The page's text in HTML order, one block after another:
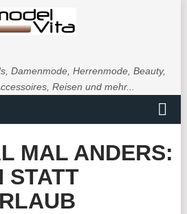
Damenmode, Herrenmode, Beauty,
Reisen und mehr...
MAL ANDERS:
STATT